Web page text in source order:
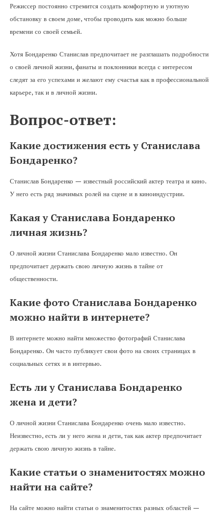
Режиссер постоянно стремится создать комфортную и уютную
обстановку в своем доме, чтобы проводить как можно больше
времени со своей семьей.
Хотя Бондаренко Станислав предпочитает не разглашать подробности
о своей личной жизни, фанаты и поклонники всегда с интересом
следят за его успехами и желают ему счастья как в профессиональной
карьере, так и в личной жизни.
Вопрос-ответ:
Какие достижения есть у Станислава
Бондаренко?
Станислав Бондаренко — известный российский актер театра и кино.
У него есть ряд значимых ролей на сцене и в киноиндустрии.
Какая у Станислава Бондаренко
личная жизнь?
О личной жизни Станислава Бондаренко мало известно. Он
предпочитает держать свою личную жизнь в тайне от
общественности.
Какие фото Станислава Бондаренко
можно найти в интернете?
В интернете можно найти множество фотографий Станислава
Бондаренко. Он часто публикует свои фото на своих страницах в
социальных сетях и в интервью.
Есть ли у Станислава Бондаренко
жена и дети?
О личной жизни Станислава Бондаренко очень мало известно.
Неизвестно, есть ли у него жена и дети, так как актер предпочитает
держать свою личную жизнь в тайне.
Какие статьи о знаменитостях можно
найти на сайте?
На сайте можно найти статьи о знаменитостях разных областей —